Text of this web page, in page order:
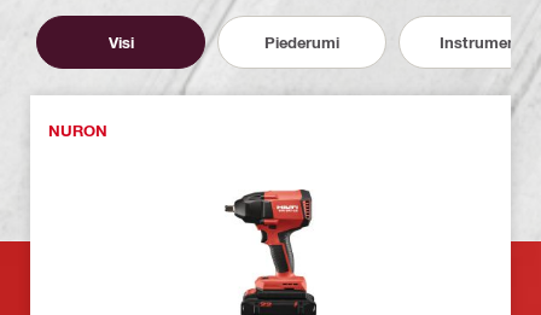
Visi Piederumi Instrumenti
NURON